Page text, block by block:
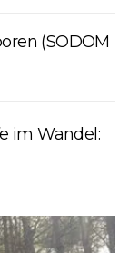
(SODOM
im Wandel: